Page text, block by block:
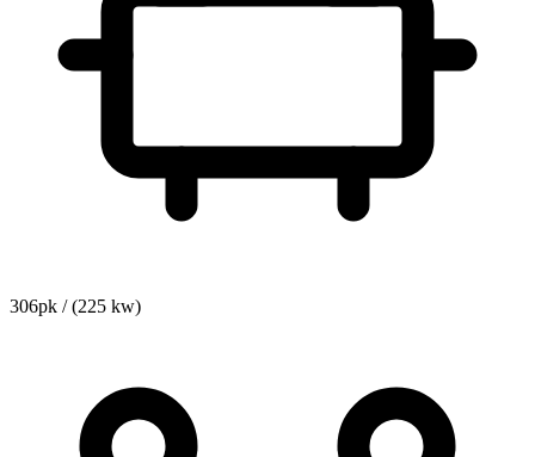
306pk / (225 kw)